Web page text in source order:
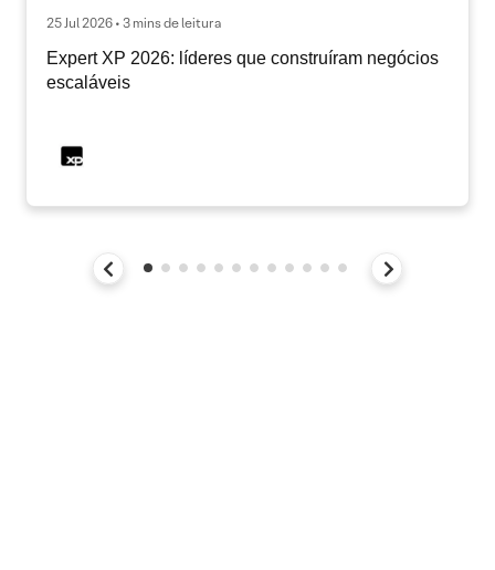
25 Jul 2026 • 3 mins de leitura
Expert XP 2026: líderes que construíram negócios
escaláveis